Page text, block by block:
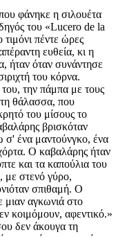
φάνηκε η σιλουέτα
του «Lucero de la
πέντε ώρες
ευθεία, κι η
ήταν όταν συνάντησε
του κόρνα.
την πάμπα με τους
τη θάλασσα, που
του μίσους το
βρισκόταν
σ' ένα μαντούνγκο, ένα
Ο καβαλάρης ήταν
και τα καπούλια του
με στενό γύρο,
σπιθαμή. Ο
μιαν αγκωνιά στο
κοιμόμουν, αφεντικό.»
δεν άκουγα τη